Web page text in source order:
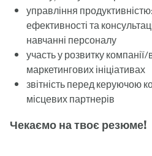
управління
ефективності та
навчанні персоналу
участь у розвитку
маркетингових ініціативах
звітність перед керуючою
місцевих партнерів
Чекаємо на твоє резюме!